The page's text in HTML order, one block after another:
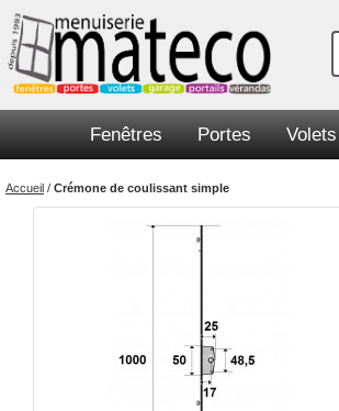
Fenêtres Portes Volets
Accueil / Crémone de coulissant simple